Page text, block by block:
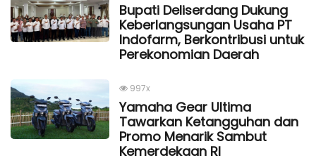
Bupati Deliserdang Dukung
Keberlangsungan Usaha PT
Indofarm, Berkontribusi untuk
Perekonomian Daerah
997x
Yamaha Gear Ultima
Tawarkan Ketangguhan dan
Promo Menarik Sambut
Kemerdekaan Rl